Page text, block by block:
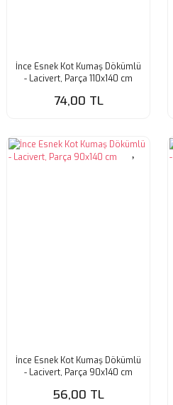
İnce Esnek Kot Kumaş Dökümlü
- Lacivert, Parça 110x140 cm
74,00 TL
İnce Esnek Kot Kumaş Dökümlü
- Lacivert, Parça 90x140 cm
56,00 TL